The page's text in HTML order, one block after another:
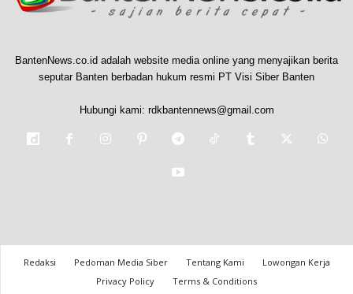
BantenNews.co.id adalah website media online yang menyajikan berita
seputar Banten berbadan hukum resmi PT Visi Siber Banten
Hubungi kami: rdkbantennews@gmail.com
Redaksi Pedoman Media Siber Tentang Kami
Lowongan Kerja
Privacy Policy
Terms & Conditions